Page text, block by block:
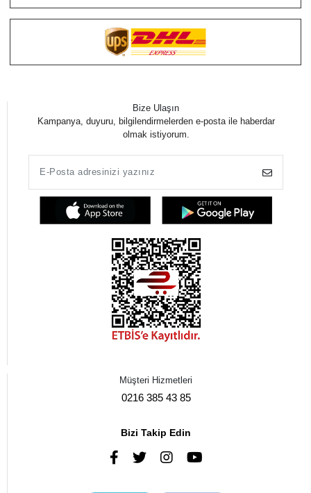
Bize Ulaşın
Kampanya, duyuru, bilgilendirmelerden e-posta ile haberdar
olmak istiyorum.
Müşteri Hizmetleri
0216 385 43 85
Bizi Takip Edin